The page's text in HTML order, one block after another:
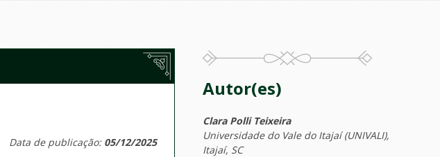
Data de publicação: 05/12/2025
Autor(es)
Clara Polli Teixeira
Universidade do Vale do Itajaí (UNIVALI),
Itajaí, SC